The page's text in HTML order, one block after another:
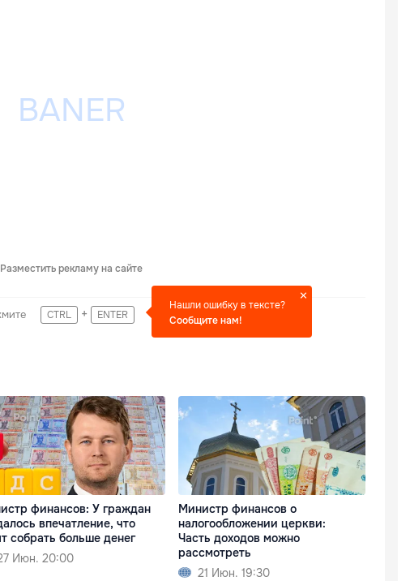
Разместить рекламу на сайте
CTRL + ENTER
Нашли ошибку в тексте?
Сообщите нам!
финансов: У граждан
впечатление, что
собрать больше денег
Июн. 20:00
Министр финансов о
налогообложении церкви:
Часть доходов можно
рассмотреть
21 Июн. 19:30